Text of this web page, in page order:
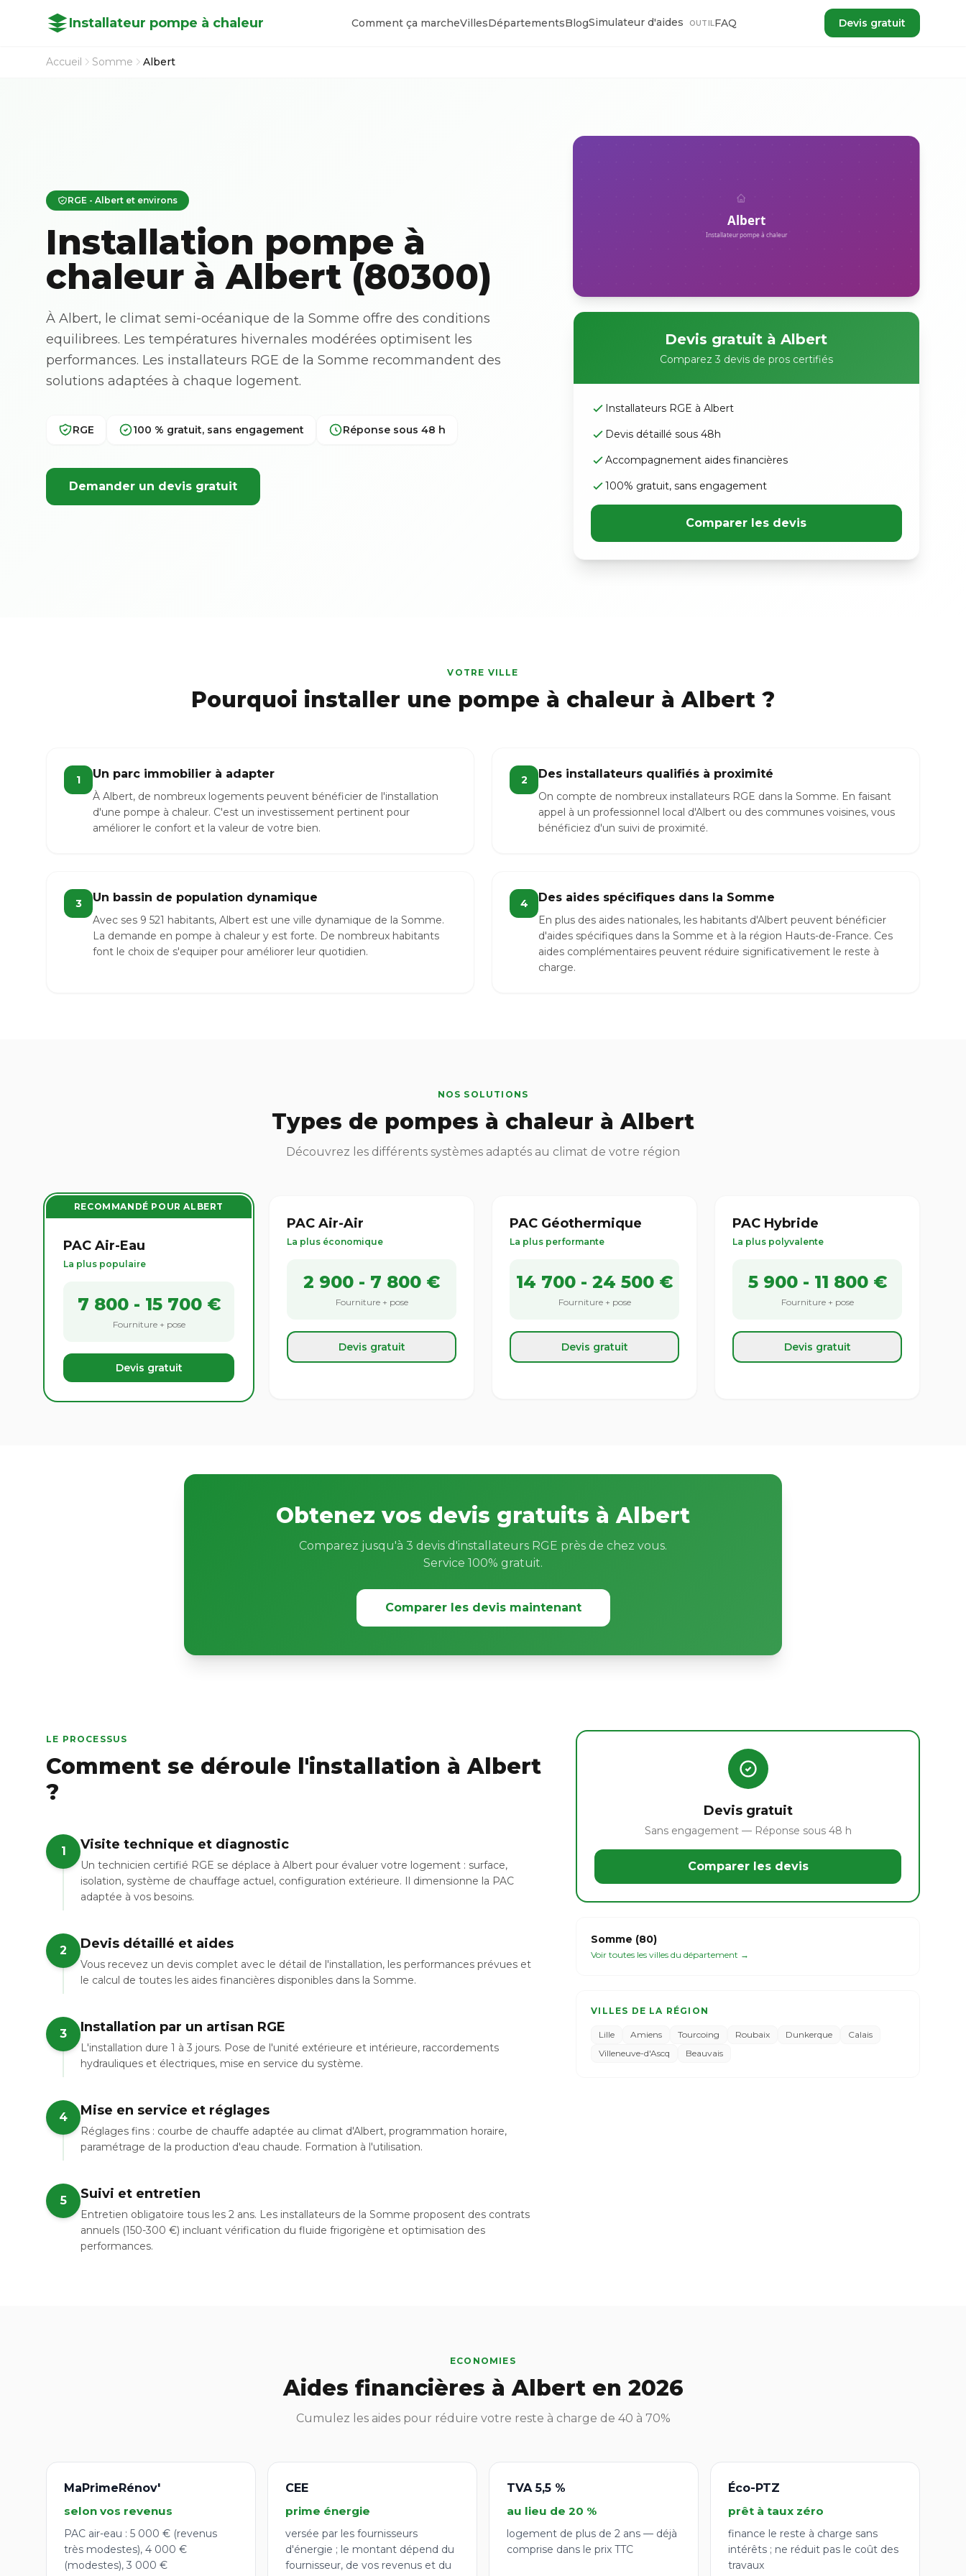
Installateur pompe à chaleur Comment ça marcheVillesDépartementsBlogSimulateur d'aides OUTILFAQ Devis gratuit
Accueil Somme Albert
RGE - Albert et environs
Installation pompe à
chaleur à Albert (80300)
À Albert, le climat semi-océanique de la Somme offre des conditions
equilibrees. Les températures hivernales modérées optimisent les
performances. Les installateurs RGE de la Somme recommandent des
solutions adaptées à chaque logement.
RGE 100 % gratuit, sans engagement Réponse sous 48 h
Demander un devis gratuit
Devis gratuit à Albert
Comparez 3 devis de pros certifiés
Installateurs RGE à Albert
Devis détaillé sous 48h
Accompagnement aides financières
100% gratuit, sans engagement
Comparer les devis
VOTRE VILLE
Pourquoi installer une pompe à chaleur à Albert ?
1 Un parc immobilier à adapter
À Albert, de nombreux logements peuvent bénéficier de l'installation
d'une pompe à chaleur. C'est un investissement pertinent pour
améliorer le confort et la valeur de votre bien.
2 Des installateurs qualifiés à proximité
On compte de nombreux installateurs RGE dans la Somme. En faisant
appel à un professionnel local d'Albert ou des communes voisines, vous
bénéficiez d'un suivi de proximité.
3 Un bassin de population dynamique
Avec ses 9 521 habitants, Albert est une ville dynamique de la Somme.
La demande en pompe à chaleur y est forte. De nombreux habitants
font le choix de s'equiper pour améliorer leur quotidien.
4 Des aides spécifiques dans la Somme
En plus des aides nationales, les habitants d'Albert peuvent bénéficier
d'aides spécifiques dans la Somme et à la région Hauts-de-France. Ces
aides complémentaires peuvent réduire significativement le reste à
charge.
NOS SOLUTIONS
Types de pompes à chaleur à Albert
Découvrez les différents systèmes adaptés au climat de votre région
RECOMMANDÉ POUR ALBERT
PAC Air-Eau
La plus populaire
7 800 - 15 700 €
Fourniture + pose
Devis gratuit
PAC Air-Air
La plus économique
2 900 - 7 800 €
Fourniture + pose
Devis gratuit
PAC Géothermique
La plus performante
14 700 - 24 500 €
Fourniture + pose
Devis gratuit
PAC Hybride
La plus polyvalente
5 900 - 11 800 €
Fourniture + pose
Devis gratuit
Obtenez vos devis gratuits à Albert
Comparez jusqu'à 3 devis d'installateurs RGE près de chez vous.
Service 100% gratuit.
Comparer les devis maintenant
LE PROCESSUS
Comment se déroule l'installation à Albert
?
1 Visite technique et diagnostic
Un technicien certifié RGE se déplace à Albert pour évaluer votre logement : surface,
isolation, système de chauffage actuel, configuration extérieure. Il dimensionne la PAC
adaptée à vos besoins.
2 Devis détaillé et aides
Vous recevez un devis complet avec le détail de l'installation, les performances prévues et
le calcul de toutes les aides financières disponibles dans la Somme.
3 Installation par un artisan RGE
L'installation dure 1 à 3 jours. Pose de l'unité extérieure et intérieure, raccordements
hydrauliques et électriques, mise en service du système.
4 Mise en service et réglages
Réglages fins : courbe de chauffe adaptée au climat d'Albert, programmation horaire,
paramétrage de la production d'eau chaude. Formation à l'utilisation.
5 Suivi et entretien
Entretien obligatoire tous les 2 ans. Les installateurs de la Somme proposent des contrats
annuels (150-300 €) incluant vérification du fluide frigorigène et optimisation des
performances.
Devis gratuit
Sans engagement — Réponse sous 48 h
Comparer les devis
Somme (80)
Voir toutes les villes du département →
VILLES DE LA RÉGION
Lille Amiens Tourcoing Roubaix Dunkerque
Calais
Villeneuve-d'Ascq
Beauvais
ECONOMIES
Aides financières à Albert en 2026
Cumulez les aides pour réduire votre reste à charge de 40 à 70%
MaPrimeRénov'
selon vos revenus
PAC air-eau : 5 000 € (revenus
très modestes), 4 000 €
(modestes), 3 000 €
CEE
prime énergie
versée par les fournisseurs
d'énergie ; le montant dépend du
fournisseur, de vos revenus et du
TVA 5,5 %
au lieu de 20 %
logement de plus de 2 ans — déjà
comprise dans le prix TTC
Éco-PTZ
prêt à taux zéro
finance le reste à charge sans
intérêts ; ne réduit pas le coût des
travaux